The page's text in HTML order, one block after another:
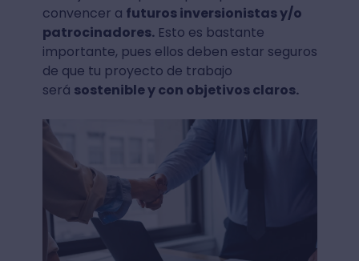
convencer a futuros inversionistas y/o
patrocinadores.Esto es bastante
importante, pues ellos deben estar seguros
de que tu proyecto de trabajo
será sostenible y con objetivos claros.